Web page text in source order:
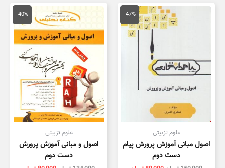
-47%
علوم تزبیتی
اصول مبانی آموزش پرورش پیام
دست دوم
قیمت
اصلی
150,000 تومان
بود.
قیمت
فعلی
است.
-40%
علوم تزبیتی
اصول و مبانی آموزش پرورش
دست دوم
قیمت
اصلی
134,000 تومان
بود.
قیمت
فعلی
است.